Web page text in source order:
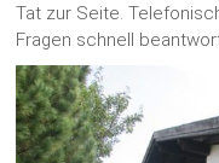
Tat zur Seite.
Fragen schnell